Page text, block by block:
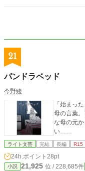
21
パンドラベッド
今野綾
「始まっ
母の言葉
な母の元
い……
ライト文芸 完結 長編 R15
24h.ポイント 28pt
小説 21,925 位 / 228,685件